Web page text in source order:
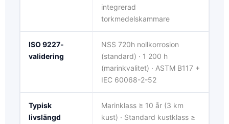
integrerad
torkmedelskammare
ISO 9227-
validering
NSS 720h nollkorrosion
(standard) · 1 200 h
(marinkvalitet) · ASTM B117 +
IEC 60068-2-52
Typisk
livslängd
Marinklass ≥ 10 år (3 km
kust) · Standard kustklass ≥